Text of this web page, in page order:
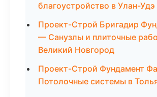
благоустройство в Улан-Удэ
Проект-Строй Бригадир
— Санузлы и плиточные
Великий Новгород
Проект-Строй Фундамент
Потолочные системы в